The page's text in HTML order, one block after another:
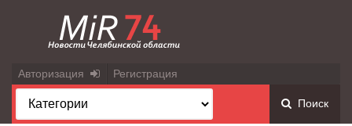
Авторизация Регистрация
Поиск